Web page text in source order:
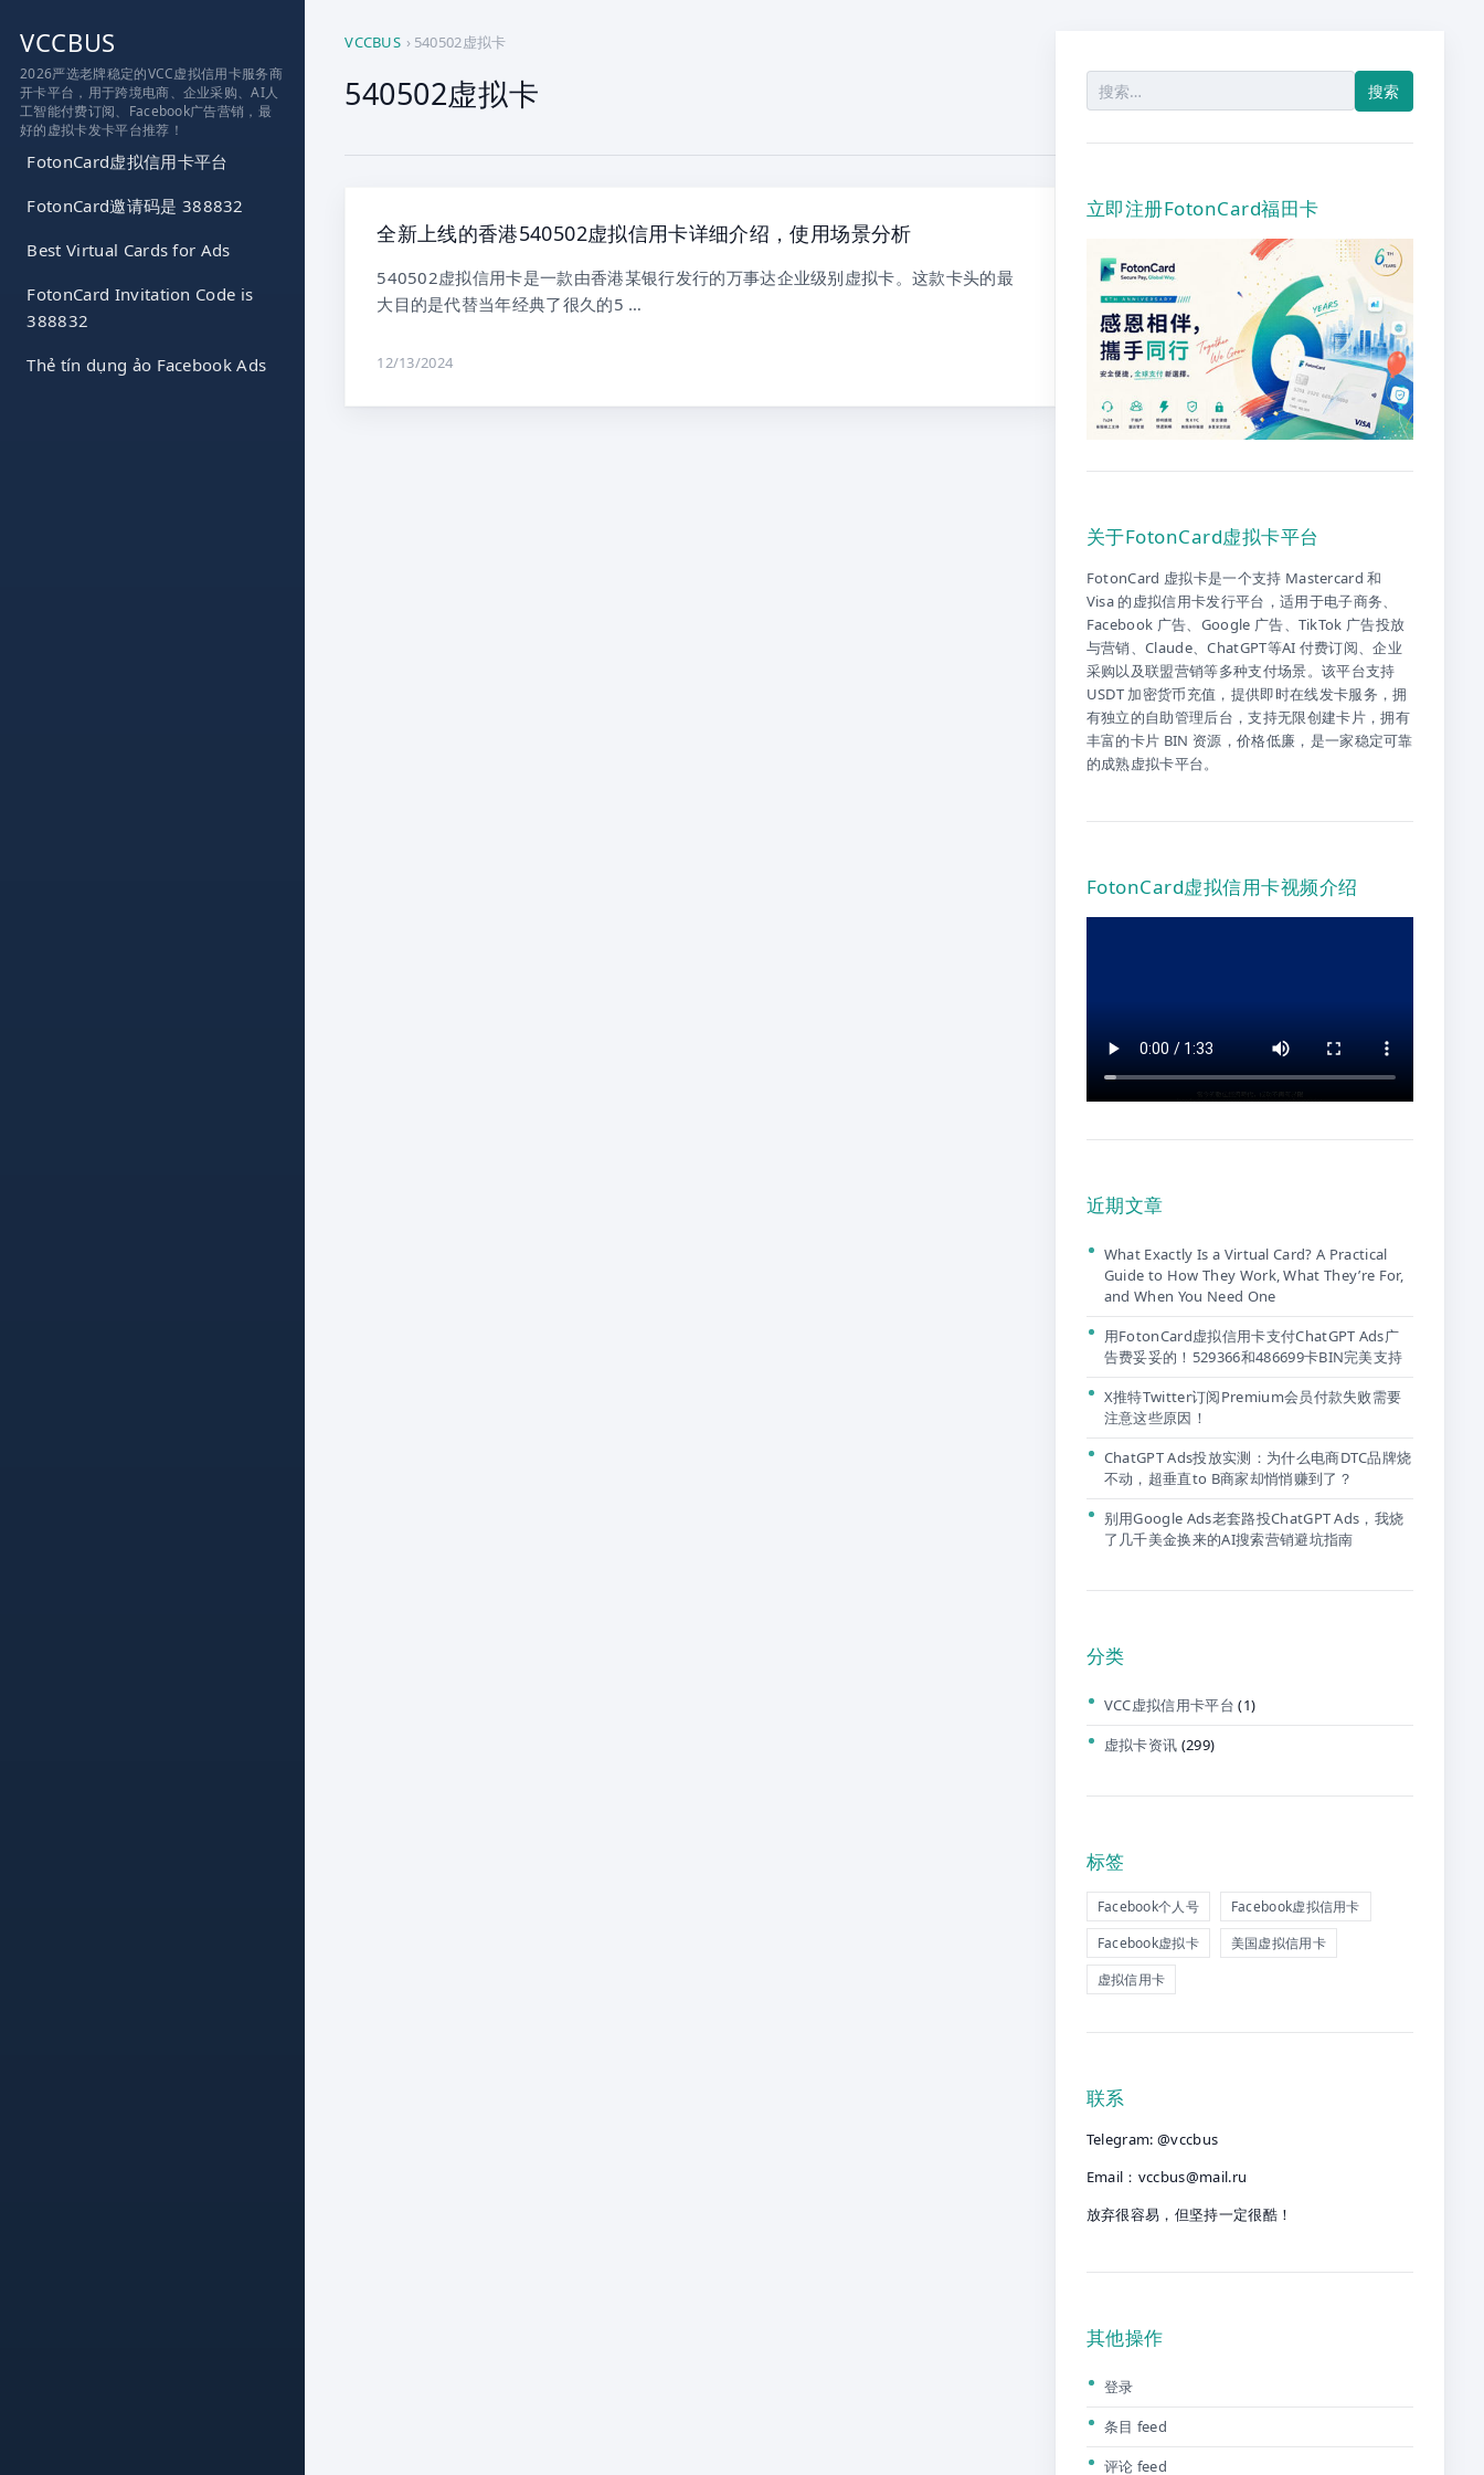
VCCBUS
2026严选老牌稳定的VCC虚拟信用卡服务商
开卡平台，用于跨境电商、企业采购、AI人
工智能付费订阅、Facebook广告营销，最
好的虚拟卡发卡平台推荐！
FotonCard虚拟信用卡平台
FotonCard邀请码是 388832
Best Virtual Cards for Ads
FotonCard Invitation Code is
388832
Thẻ tín dụng ảo Facebook Ads
VCCBUS › 540502虚拟卡
540502虚拟卡
全新上线的香港540502虚拟信用卡详细介绍，使用场景分析
540502虚拟信用卡是一款由香港某银行发行的万事达企业级别虚拟卡。这款卡头的最
大目的是代替当年经典了很久的5 …
12/13/2024
索：
立即注册FotonCard福田卡
关于FotonCard虚拟卡平台
FotonCard 虚拟卡是一个支持 Mastercard 和
Visa 的虚拟信用卡发行平台，适用于电子商务、
Facebook 广告、Google 广告、TikTok 广告投放
与营销、Claude、ChatGPT等AI 付费订阅、企业
采购以及联盟营销等多种支付场景。该平台支持
USDT 加密货币充值，提供即时在线发卡服务，拥
有独立的自助管理后台，支持无限创建卡片，拥有
丰富的卡片 BIN 资源，价格低廉，是一家稳定可靠
的成熟虚拟卡平台。
FotonCard虚拟信用卡视频介绍
近期文章
What Exactly Is a Virtual Card? A Practical
Guide to How They Work, What They’re For,
and When You Need One
用FotonCard虚拟信用卡支付ChatGPT Ads广
告费妥妥的！529366和486699卡BIN完美支持
X推特Twitter订阅Premium会员付款失败需要
注意这些原因！
ChatGPT Ads投放实测：为什么电商DTC品牌烧
不动，超垂直to B商家却悄悄赚到了？
别用Google Ads老套路投ChatGPT Ads，我烧
了几千美金换来的AI搜索营销避坑指南
分类
VCC虚拟信用卡平台 (1)
虚拟卡资讯 (299)
标签
Facebook个人号
Facebook虚拟信用卡
Facebook虚拟卡
美国虚拟信用卡
虚拟信用卡
联系
Telegram: @vccbus
Email： vccbus@mail.ru
放弃很容易，但坚持一定很酷！
其他操作
登录
条目 feed
评论 feed